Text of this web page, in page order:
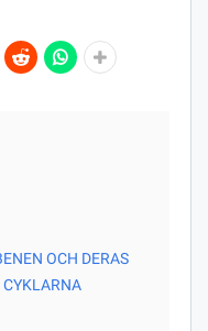
OCH DERAS
CYKLARNA